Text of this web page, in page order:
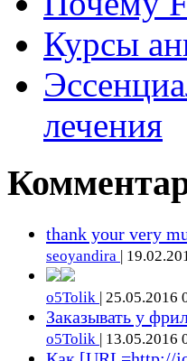
Курсы
лечения
thank your very
seoyandira |
o5Tolik | 25.05.2016
Заказывать у
o5Tolik | 13.05.2016